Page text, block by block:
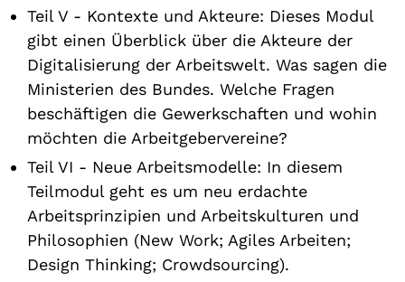
Teil V - Kontexte und Akteure: Dieses Modul
gibt einen Überblick über die Akteure der
Digitalisierung der Arbeitswelt. Was sagen die
Ministerien des Bundes. Welche Fragen
beschäftigen die Gewerkschaften und wohin
möchten die Arbeitgebervereine?
Teil VI - Neue Arbeitsmodelle: In diesem
Teilmodul geht es um neu erdachte
Arbeitsprinzipien und Arbeitskulturen und
Philosophien (New Work; Agiles Arbeiten;
Design Thinking; Crowdsourcing).